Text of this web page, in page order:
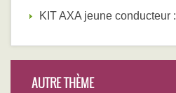
KIT AXA jeune conducteur :
AUTRE THÈME